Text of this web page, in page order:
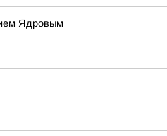
Ядровым